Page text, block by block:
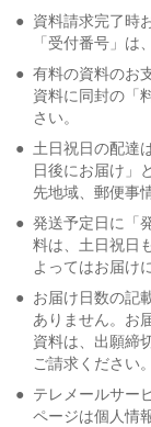
● 資料請求完了時
「受付番号」は
● 有料の資料のお
資料に同封の「
さい。
● 土日祝日の配達
日後にお届け」
先地域、郵便事
● 発送予定日に「
料は、土日祝日
よってはお届け
● お届け日数の記
ありません。お
資料は、出願締
ご請求ください。
● テレメールサー
ページは個人情